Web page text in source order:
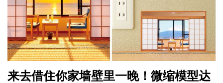
来去借住你家墙壁里一晚！微缩模型达